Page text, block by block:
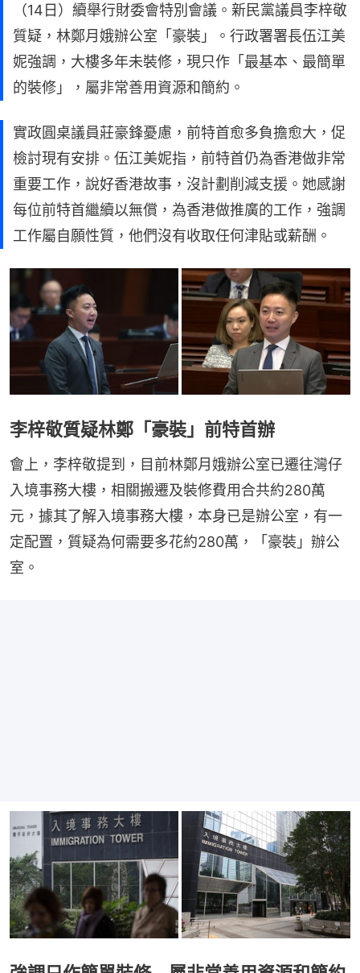
（14日）續舉行財委會特別會議。新民黨議員李梓敬
質疑，林鄭月娥辦公室「豪裝」。行政署署長伍江美
妮強調，大樓多年未裝修，現只作「最基本、最簡單
的裝修」，屬非常善用資源和簡約。
實政圓桌議員莊豪鋒憂慮，前特首愈多負擔愈大，促
檢討現有安排。伍江美妮指，前特首仍為香港做非常
重要工作，說好香港故事，沒計劃削減支援。她感謝
每位前特首繼續以無償，為香港做推廣的工作，強調
工作屬自願性質，他們沒有收取任何津貼或薪酬。
李梓敬質疑林鄭「豪裝」前特首辦
會上，李梓敬提到，目前林鄭月娥辦公室已遷往灣仔
入境事務大樓，相關搬遷及裝修費用合共約280萬
元，據其了解入境事務大樓，本身已是辦公室，有一
定配置，質疑為何需要多花約280萬，「豪裝」辦公
室。